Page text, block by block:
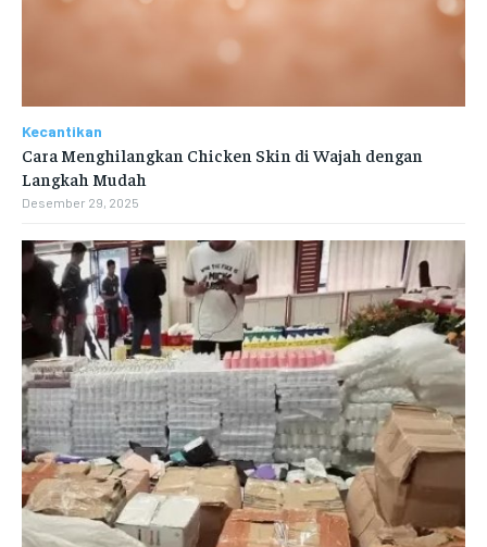
Kecantikan
Cara Menghilangkan Chicken Skin di Wajah dengan
Langkah Mudah
Desember 29, 2025